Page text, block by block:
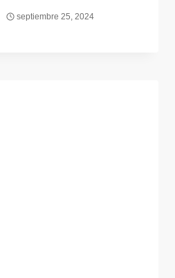
septiembre 25, 2024